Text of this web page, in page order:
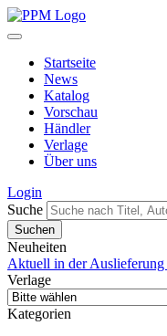
Startseite
News
Katalog
Vorschau
Händler
Verlage
Über uns
Login
Suche
Neuheiten
Aktuell in der Auslieferung
Verlage
Kategorien